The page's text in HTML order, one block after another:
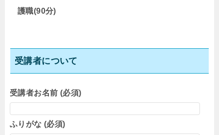
護職(90分)
受講者について
受講者お名前 (必須)
ふりがな (必須)